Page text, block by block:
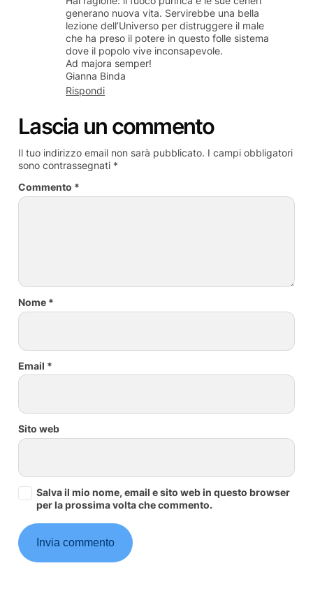
generano nuova vita. Servirebbe una bella
lezione dell’Universo per distruggere il male
che ha preso il potere in questo folle sistema
dove il popolo vive inconsapevole.
Ad majora semper!
Gianna Binda
Rispondi
Lascia un commento
Il tuo indirizzo email non sarà pubblicato. I campi obbligatori
sono contrassegnati *
Commento *
Nome *
Email *
Sito web
Salva il mio nome, email e sito web in questo browser
per la prossima volta che commento.